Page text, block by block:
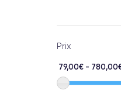
Prix
79,00€ -